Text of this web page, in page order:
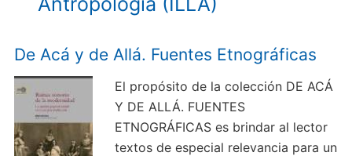
De Acá y de Allá. Fuentes Etnográficas
El propósito de la colección DE ACÁ
Y DE ALLÁ. FUENTES
ETNOGRÁFICAS es brindar al lector
textos de especial relevancia para un